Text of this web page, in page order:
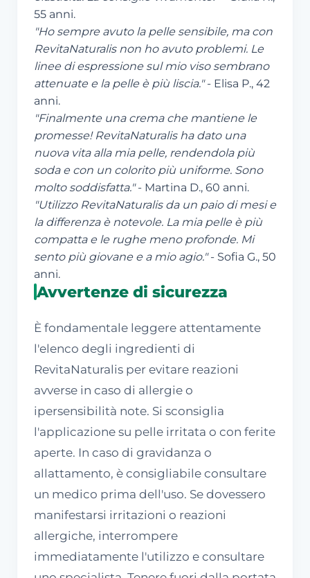
55 anni.
"Ho sempre avuto la pelle sensibile, ma con
RevitaNaturalis non ho avuto problemi. Le
linee di espressione sul mio viso sembrano
attenuate e la pelle è più liscia."- Elisa P., 42
anni.
"Finalmente una crema che mantiene le
promesse! RevitaNaturalis ha dato una
nuova vita alla mia pelle, rendendola più
soda e con un colorito più uniforme. Sono
molto soddisfatta."- Martina D., 60 anni.
"Utilizzo RevitaNaturalis da un paio di mesi e
la differenza è notevole. La mia pelle è più
compatta e le rughe meno profonde. Mi
sento più giovane e a mio agio."- Sofia G., 50
anni.
Avvertenze di sicurezza
È fondamentale leggere attentamente
l'elenco degli ingredienti di
RevitaNaturalis per evitare reazioni
avverse in caso di allergie o
ipersensibilità note. Si sconsiglia
l'applicazione su pelle irritata o con ferite
aperte. In caso di gravidanza o
allattamento, è consigliabile consultare
un medico prima dell'uso. Se dovessero
manifestarsi irritazioni o reazioni
allergiche, interrompere
immediatamente l'utilizzo e consultare